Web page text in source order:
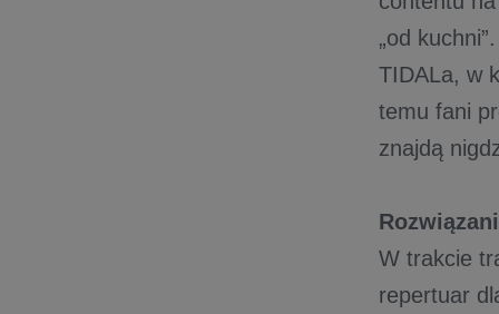
„od
TIDALa, w
temu fani
znajdą
W trakcie
repertuar